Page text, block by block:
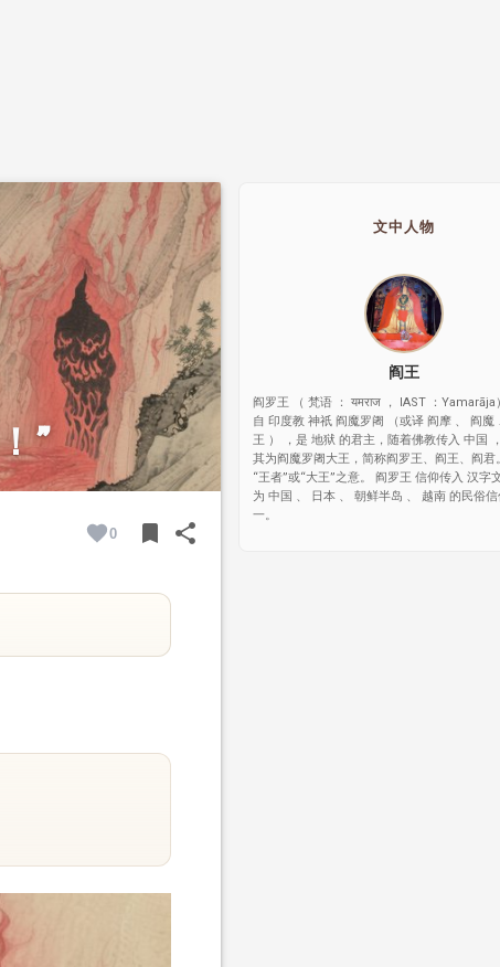
”
0 bookmarkBOOKMARK
shareSHARE
文中人物
阎王
阎罗王 （ 梵语 ： यमराज ， IAST ：Yamarāja
自 印度教 神祇 阎魔罗阇 （或译 阎摩 、 阎魔
王 ） ，是 地狱 的君主，随着佛教传入 中国
其为阎魔罗阇大王，简称阎罗王、阎王、阎君
“王者”或“大王”之意。 阎罗王 信仰传入 汉字
为 中国 、 日本 、 朝鲜半岛 、 越南 的民俗
一。